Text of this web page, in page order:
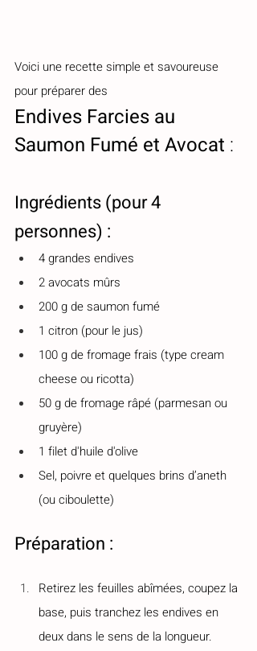
Voici une recette simple et savoureuse
pour préparer des
Endives Farcies au
Saumon Fumé et Avocat :
Ingrédients (pour 4
personnes) :
4 grandes endives
2 avocats mûrs
200 g de saumon fumé
1 citron (pour le jus)
100 g de fromage frais (type cream
cheese ou ricotta)
50 g de fromage râpé (parmesan ou
gruyère)
1 filet d'huile d'olive
Sel, poivre et quelques brins d’aneth
(ou ciboulette)
Préparation :
Retirez les feuilles abîmées, coupez la
base, puis tranchez les endives en
deux dans le sens de la longueur.